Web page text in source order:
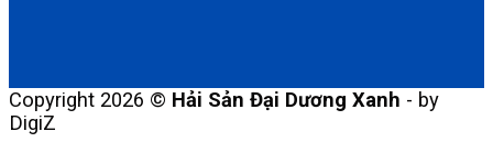
Copyright 2026 © Hải Sản Đại Dương Xanh - by
DigiZ